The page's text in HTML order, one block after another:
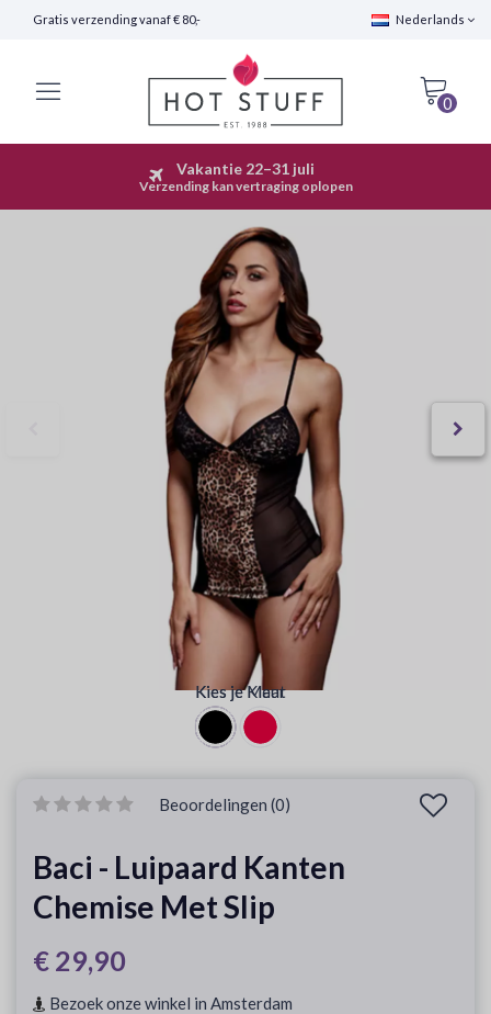
Gratis verzending vanaf € 80,- Nederlands
0
Snelle Verzending (24 uur)
Vakantie 22–31 juli
Verzending kan vertraging oplopen
Beoordelingen (0)
Baci - Luipaard Kanten
Chemise Met Slip
€ 29,90
Bezoek onze winkel in Amsterdam
Kies je Maat
Kies je Kleur